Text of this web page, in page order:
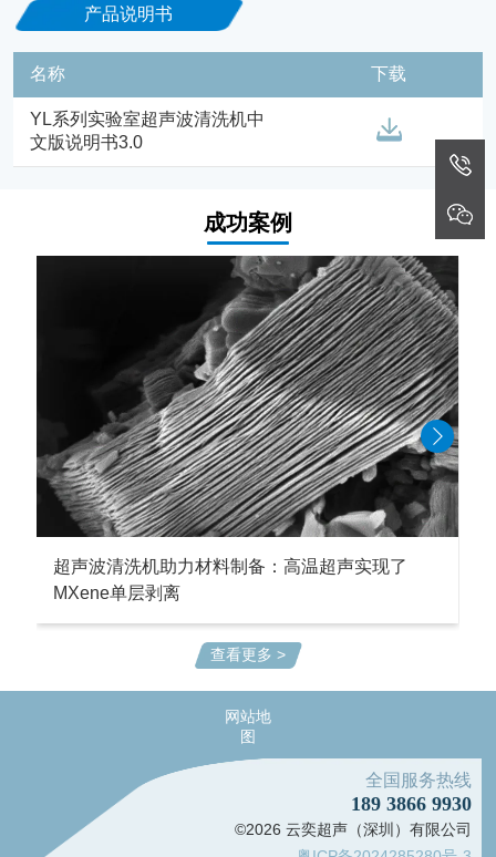
产品说明书
名称 下载
YL系列实验室超声波清洗机中
文版说明书3.0
成功案例
超声波清洗机助力材料制备：高温超声实现了
MXene单层剥离
查看更多 >
网站地
图
全国服务热线
189 3866 9930
©2026 云奕超声（深圳）有限公司